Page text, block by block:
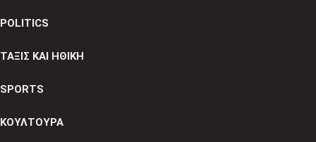
POLITICS
ΤΑΞΙΣ ΚΑΙ ΗΘΙΚΗ
SPORTS
ΚΟΥΛΤΟΥΡΑ